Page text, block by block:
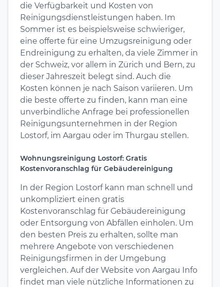
die Verfügbarkeit und Kosten von
Reinigungsdienstleistungen haben. Im
Sommer ist es beispielsweise schwieriger,
eine offerte für eine Umzugsreinigung oder
Endreinigung zu erhalten, da viele Zimmer in
der Schweiz, vor allem in Zürich und Bern, zu
dieser Jahreszeit belegt sind. Auch die
Kosten können je nach Saison variieren. Um
die beste offerte zu finden, kann man eine
unverbindliche Anfrage bei professionellen
Reinigungsunternehmen in der Region
Lostorf, im Aargau oder im Thurgau stellen.
Wohnungsreinigung Lostorf: Gratis
Kostenvoranschlag für Gebäudereinigung
In der Region Lostorf kann man schnell und
unkompliziert einen gratis
Kostenvoranschlag für Gebäudereinigung
oder Entsorgung von Abfällen einholen. Um
den besten Preis zu erhalten, sollte man
mehrere Angebote von verschiedenen
Reinigungsfirmen in der Umgebung
vergleichen. Auf der Website von Aargau Info
findet man viele nützliche Informationen zu